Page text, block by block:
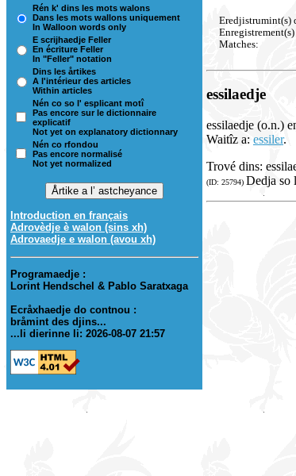
Rén k' dins les mots walons
Dans les mots wallons uniquement
In Walloon words only
E scrijhaedje Feller
En écriture Feller
In "Feller" notation
Dins les årtikes
A l'intérieur des articles
Within articles
Nén co so l' esplicant motî
Pas encore sur le dictionnaire
explicatif
Not yet on explanatory dictionnary
Nén co rfondou
Pas encore normalisé
Not yet normalized
Introduction en français
Adrovèdje è walon (sins xh)
Adrovaedje e walon (avou xh)
Programaedje :
Lorint Hendschel & Pablo Saratxaga
Ecråxhaedje do contnou :
bråmint des djins...
...li dierinne li: 2026-08-07 21:57
Eredjistrumint(s)
Matches:
essilaedje
essilaedje (o.n.)
Waitîz a: essiler.
Trové dins:
(ID: 25794) Dedja so